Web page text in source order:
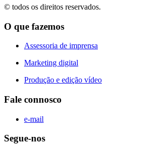
© todos os direitos reservados.
O que fazemos
Assessoria de imprensa
Marketing digital
Produção e edição vídeo
Fale connosco
e-mail
Segue-nos